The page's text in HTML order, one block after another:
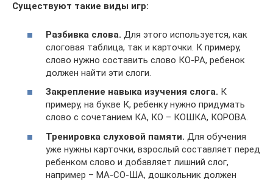
Существуют такие виды игр:
Разбивка слова. Для этого используется, как
слоговая таблица, так и карточки. К примеру,
слово нужно составить слово КО-РА, ребенок
должен найти эти слоги.
Закрепление навыка изучения слога. К
примеру, на букве К, ребенку нужно придумать
слово с сочетанием КА, КО – КОШКА, КОРОВА.
Тренировка слуховой памяти. Для обучения
уже нужны карточки, взрослый составляет перед
ребенком слово и добавляет лишний слог,
например – МА-СО-ША, дошкольник должен